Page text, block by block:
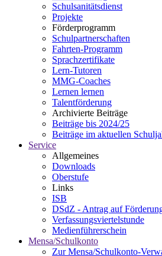
Schulsanitätsdienst
Projekte
Förderprogramm
Schulpartnerschaften
Fahrten-Programm
Sprachzertifikate
Lern-Tutoren
MMG-Coaches
Lernen lernen
Talentförderung
Archivierte Beiträge
Beiträge bis 2024/25
Beiträge im aktuellen
Service
Allgemeines
Downloads
Oberstufe
Links
ISB
DSdZ - Antrag auf
Verfassungsviertelstunde
Medienführerschein
Mensa/Schulkonto
Zur Mensa/Schulkonto-